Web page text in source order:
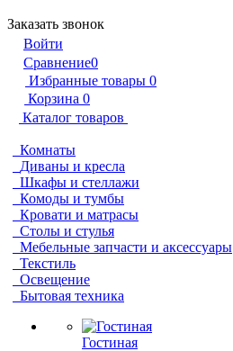
Заказать звонок
Войти
Сравнение0
Избранные товары 0
Корзина 0
Каталог товаров
Комнаты
Диваны и кресла
Шкафы и стеллажи
Комоды и тумбы
Кровати и матрасы
Столы и стулья
Мебельные запчасти и аксессуары
Текстиль
Освещение
Бытовая техника
Гостиная